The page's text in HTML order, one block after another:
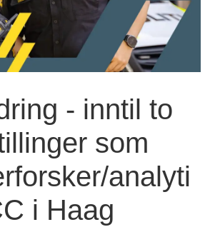
- inntil to
som
analyti
i Haag